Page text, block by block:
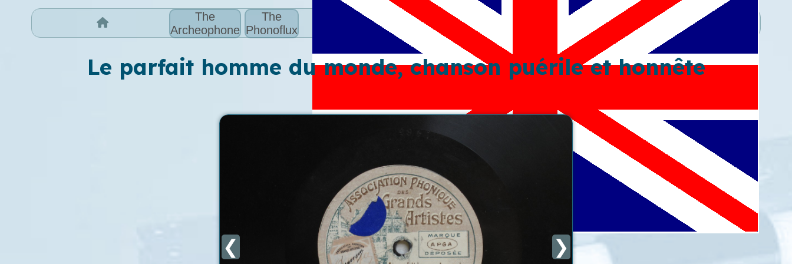
The
Archeophone
The
Phonoflux
Le parfait homme du monde, chanson puérile et honnête
❮ ❯